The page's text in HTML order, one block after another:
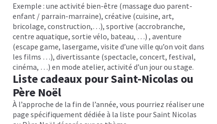
Exemple : une activité bien-être (massage duo parent-
enfant / parrain-marraine), créative (cuisine, art,
bricolage, construction,…), sportive (accrobranche,
centre aquatique, sortie vélo, bateau, …) , aventure
(escape game, lasergame, visite d’une ville qu’on voit dans
les films …), divertissante (spectacle, concert, festival,
cinéma, …) en mode atelier, activité d’un jour ou stage.
Liste cadeaux pour Saint-Nicolas ou
Père Noël
À l’approche de la fin de l’année, vous pourriez réaliser une
page spécifiquement dédiée à la liste pour Saint Nicolas